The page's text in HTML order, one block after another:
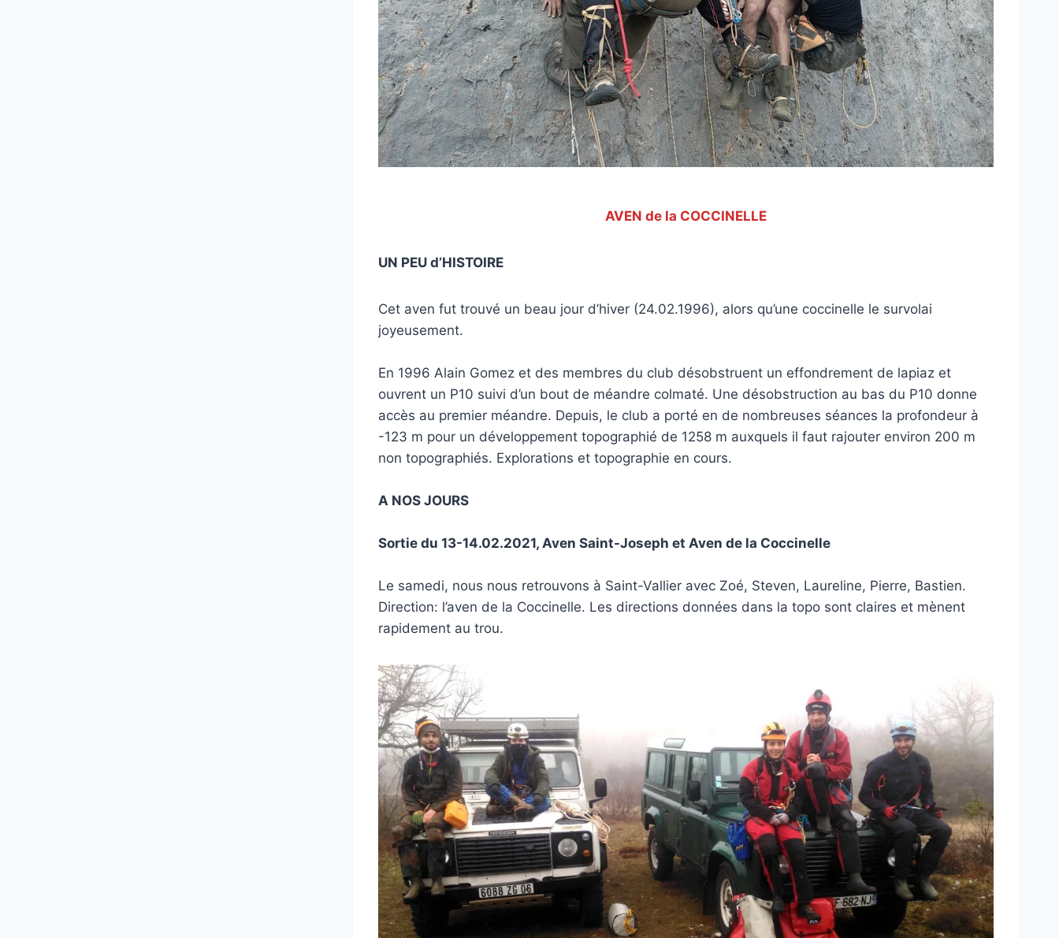
AVEN de la COCCINELLE
UN PEU d’HISTOIRE
Cet aven fut trouvé un beau jour d’hiver (24.02.1996), alors qu’une coccinelle le survolai
joyeusement.
En 1996 Alain Gomez et des membres du club désobstruent un effondrement de lapiaz et
ouvrent un P10 suivi d’un bout de méandre colmaté. Une désobstruction au bas du P10 donne
accès au premier méandre. Depuis, le club a porté en de nombreuses séances la profondeur à
-123 m pour un développement topographié de 1258 m auxquels il faut rajouter environ 200 m
non topographiés. Explorations et topographie en cours.
A NOS JOURS
Sortie du 13-14.02.2021, Aven Saint-Joseph et Aven de la Coccinelle
Le samedi, nous nous retrouvons à Saint-Vallier avec Zoé, Steven, Laureline, Pierre, Bastien.
Direction: l’aven de la Coccinelle. Les directions données dans la topo sont claires et mènent
rapidement au trou.